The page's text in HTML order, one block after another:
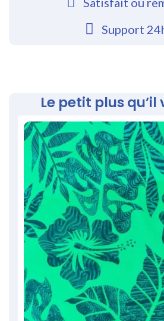
Support
Le petit plus